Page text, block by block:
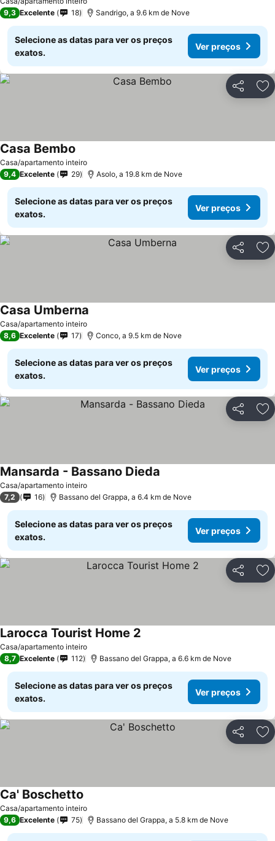
9,3 Excelente 18 Sandrigo, a 9.6 km de Nove
Selecione as datas para ver os preços
exatos.
Ver preços
Partilhar
Casa/apartamento inteiro
Casa Bembo
9,4 Excelente 29 Asolo, a 19.8 km de Nove
Selecione as datas para ver os preços
exatos.
Ver preços
Partilhar
Casa/apartamento inteiro
Casa Umberna
8,6 Excelente 17 Conco, a 9.5 km de Nove
Selecione as datas para ver os preços
exatos.
Ver preços
Partilhar
Casa/apartamento inteiro
Mansarda - Bassano Dieda
7,2 16 Bassano del Grappa, a 6.4 km de Nove
Selecione as datas para ver os preços
exatos.
Ver preços
Partilhar
Casa/apartamento inteiro
Larocca Tourist Home 2
8,7 Excelente 112 Bassano del Grappa, a 6.6 km de Nove
Selecione as datas para ver os preços
exatos.
Ver preços
Partilhar
Casa/apartamento inteiro
Ca' Boschetto
9,6 Excelente 75 Bassano del Grappa, a 5.8 km de Nove